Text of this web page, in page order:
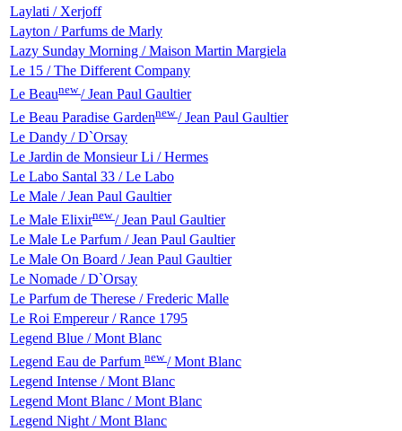
Laylati / Xerjoff
Layton / Parfums de Marly
Lazy Sunday Morning / Maison Martin Margiela
Le 15 / The Different Company
Le Beaunew/ Jean Paul Gaultier
Le Beau Paradise Gardennew/ Jean Paul Gaultier
Le Dandy / D`Orsay
Le Jardin de Monsieur Li / Hermes
Le Labo Santal 33 / Le Labo
Le Male / Jean Paul Gaultier
Le Male Elixirnew/ Jean Paul Gaultier
Le Male Le Parfum / Jean Paul Gaultier
Le Male On Board / Jean Paul Gaultier
Le Nomade / D`Orsay
Le Parfum de Therese / Frederic Malle
Le Roi Empereur / Rance 1795
Legend Blue / Mont Blanc
Legend Eau de Parfum new/ Mont Blanc
Legend Intense / Mont Blanc
Legend Mont Blanc / Mont Blanc
Legend Night / Mont Blanc